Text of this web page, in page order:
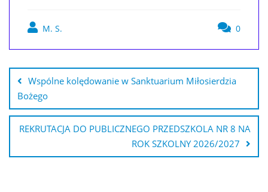
M. S. 0
Wspólne kolędowanie w Sanktuarium Miłosierdzia
Bożego
REKRUTACJA DO PUBLICZNEGO PRZEDSZKOLA NR 8 NA
ROK SZKOLNY 2026/2027